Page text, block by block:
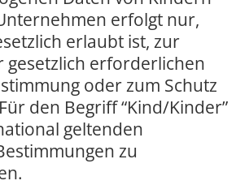
erfolgt nur,
erlaubt ist, zur
gesetzlich erforderlichen
oder zum Schutz
den Begriff “Kind/Kinder”
geltenden
zu